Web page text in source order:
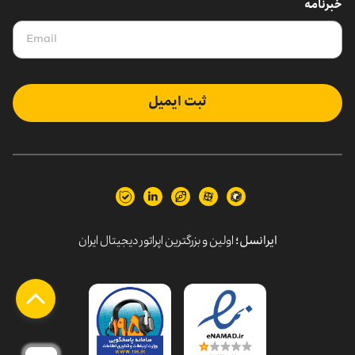
خبرنامه
ثبت ایمیل
ایرانسل؛اولین و بزرگترین اپراتور دیجیتال ایران